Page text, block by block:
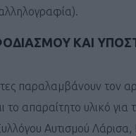
ΚΑΙ
παραλαμβάνουν τον
το απαραίτητο υλικό για
Αυτισμού